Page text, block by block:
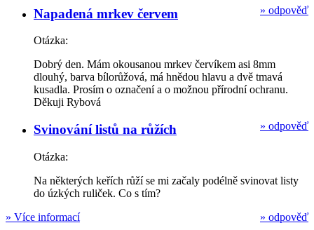
» odpověď
Napadená mrkev červem
Otázka:
Dobrý den. Mám okousanou mrkev červíkem asi 8mm
dlouhý, barva bílorůžová, má hnědou hlavu a dvě tmavá
kusadla. Prosím o označení a o možnou přírodní ochranu.
Děkuji Rybová
» odpověď
Svinování listů na růžích
Otázka:
Na některých keřích růží se mi začaly podélně svinovat listy
do úzkých ruliček. Co s tím?
» odpověď
» Více informací